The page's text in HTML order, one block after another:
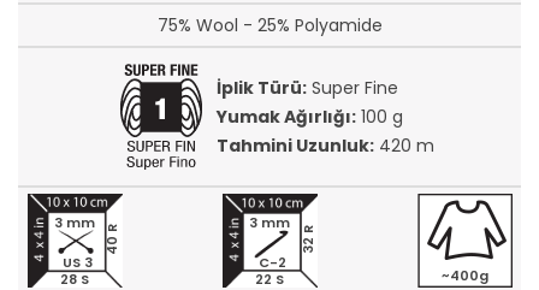
75% Wool - 25% Polyamide
İplik Türü:Super Fine
Yumak Ağırlığı:100 g
Tahmini Uzunluk:420 m
28 S
40 R
3 mm
US 3
22 S
32 R
3 mm
C-2
~400g